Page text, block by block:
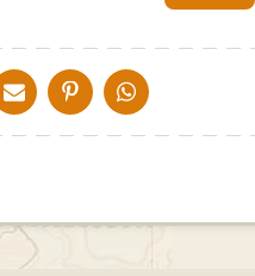
X
DELEN VIA DE MAIL
DELEN OP PINTEREST
DELEN OP WHATSAPP